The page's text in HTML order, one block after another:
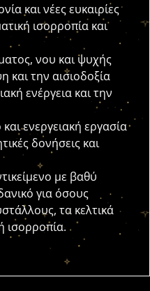
και νέες ευκαιρίες
ισορροπία και
νου και ψυχής
και την αισιοδοξία
ενέργεια και την
ενεργειακή εργασία
δονήσεις και
με βαθύ
για όσους
τα κελτικά
ισορροπία.